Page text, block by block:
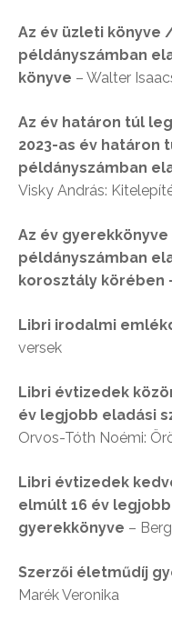
Az év üzleti könyve
példányszámban
könyve – Walter
Az év határon túl
2023-as év határon
példányszámban
Visky András:
Az év
példányszámban
korosztály körében
Libri irodalmi
versek
Libri évtizedek
év legjobb eladási
Orvos-Tóth Noémi:
Libri évtizedek
elmúlt 16 év
gyerekkönyve –
Szerzői életműdíj
Marék Veronika